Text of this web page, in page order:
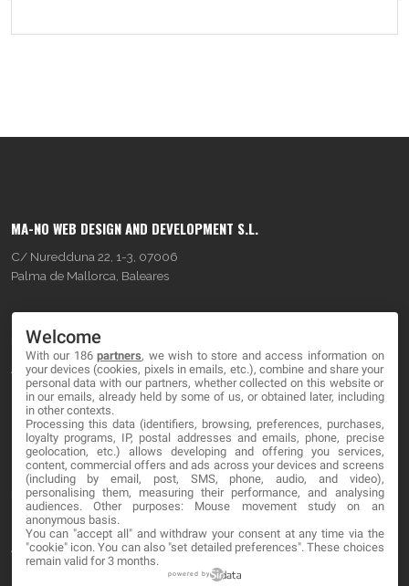
MA-NO WEB DESIGN AND DEVELOPMENT S.L.
C/ Nuredduna 22, 1-3, 07006
Palma de Mallorca, Baleares
About
Blog
Contact
LEGAL
Cookies
Avviso Legale
Welcome
With our 186partners, we wish to store and access information on
your devices (cookies, pixels in emails, etc.), combine and share your
personal data with our partners, whether collected on this website or
in our emails, already held by some of us, or obtained later, including
in other contexts.
Processing this data (identifiers, browsing, preferences, purchases,
loyalty programs, IP, postal addresses and emails, phone, precise
geolocation, etc.) allows developing and offering you services,
content, commercial offers and ads across your devices and screens
(including by email, post, SMS, phone, audio, and video),
personalising them, measuring their performance, and analysing
audiences. Other purposes: Mouse movement study on an
anonymous basis.
You can "accept all" and withdraw your consent at any time via the
"cookie" icon. You can also "set detailed preferences". These choices
remain valid for 3 months.
powered by